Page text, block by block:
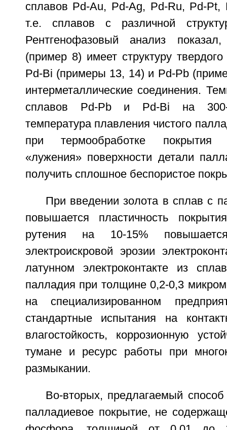
сплавов Pd-Au, Pd-Ag, Pd-Ru, Pd-Pt,
т.е. сплавов с различной
Рентгенофазовый анализ
(пример 8) имеет структуру
Pd-Bi (примеры 13, 14) и Pd-Pb
интерметаллические соединения.
сплавов Pd-Pb и Pd-Bi на
температура плавления чистого
при термообработке покрытия
«лужения» поверхности детали
получить сплошное беспористое
При введении золота в сплав с
повышается пластичность
рутения на 10-15%
электроискровой эрозии
латунном электроконтакте из
палладия при толщине 0,2-0,3
на специализированном
стандартные испытания на
влагостойкость, коррозионную
тумане и ресурс работы при
размыкании.
Во-вторых, предлагаемый способ
палладиевое покрытие, не